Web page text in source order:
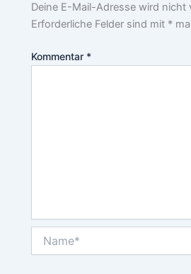
Deine E-Mail-Adresse wird nicht
Erforderliche Felder sind mit *
Kommentar *